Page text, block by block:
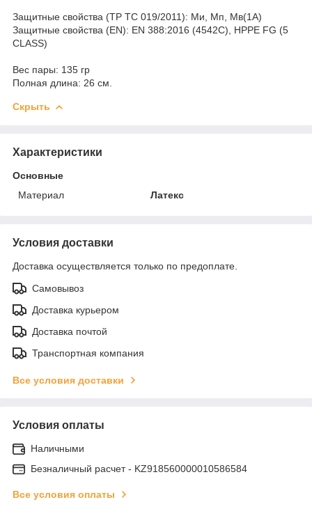
Защитные свойства (ТР ТС 019/2011): Ми, Мп, Мв(1А)
Защитные свойства (EN): EN 388:2016 (4542С), HPPE FG (5
CLASS)
Вес пары: 135 гр
Полная длина: 26 см.
Скрыть
Характеристики
Основные
Материал
Латекс
Условия доставки
Доставка осуществляется только по предоплате.
Самовывоз
Доставка курьером
Доставка почтой
Транспортная компания
Все условия доставки
Условия оплаты
Наличными
Безналичный расчет - KZ918560000010586584
Все условия оплаты